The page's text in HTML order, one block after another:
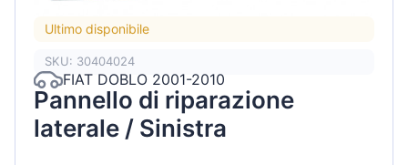
Ultimo disponibile
SKU: 30404024
FIAT DOBLO 2001-2010
Pannello di riparazione
laterale / Sinistra